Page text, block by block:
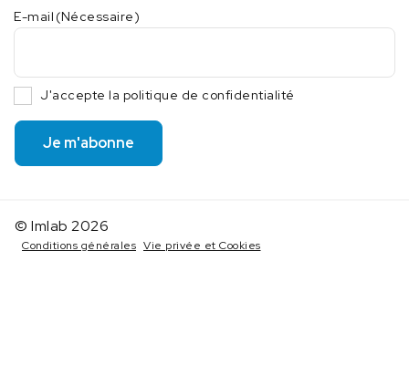
E-mail (Nécessaire)
J'accepte la politique de confidentialité
Je m'abonne
© Imlab 2026
Conditions générales Vie privée et Cookies